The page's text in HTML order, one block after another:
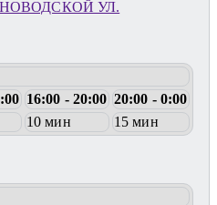
УЛ.
16:00 - 20:00 20:00 - 0:00
10 мин 15 мин